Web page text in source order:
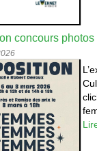
concours photos